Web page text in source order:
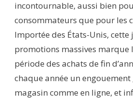
incontournable, aussi bien
consommateurs que pour les
Importée des États-Unis, cette
promotions massives marque
période des achats de fin
chaque année un
magasin comme en ligne, et